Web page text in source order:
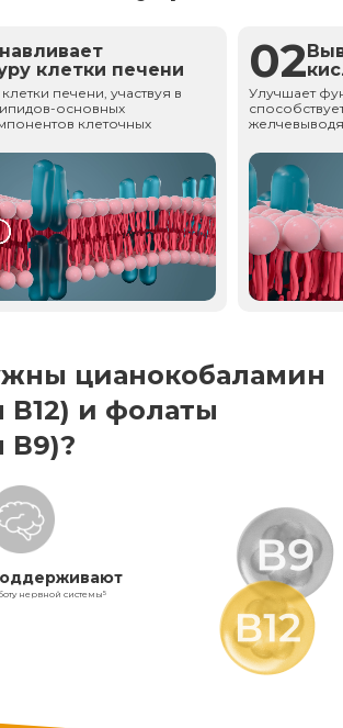
клетки печени
печени, участвуя в
основных
клеточных
02
Улучшает
цианокобаламин
В12) и фолаты
В9)?
нервной системы5